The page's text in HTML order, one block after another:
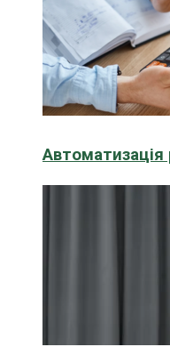
Автоматизація